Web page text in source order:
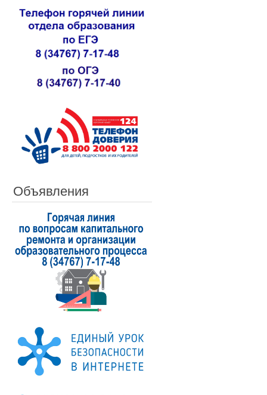
Объявления